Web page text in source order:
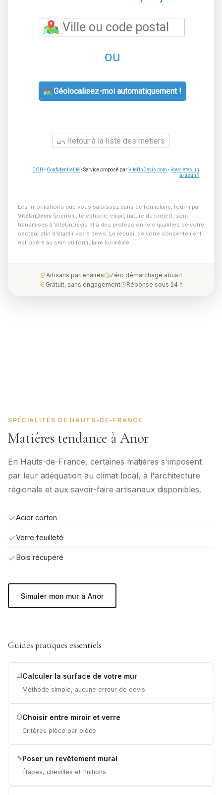
ou
Géolocalisez-moi automatiquement !
Retour à la liste des métiers
CGU - Confidentialité- Service proposé parViteUnDevis.com -Vous êtes un
artisan ?
Les informations que vous saisissez dans ce formulaire, fourni par
ViteUnDevis (prénom, téléphone, email, nature du projet), sont
transmises à ViteUnDevis et à des professionnels qualifiés de votre
secteur afin d'établir votre devis. Le recueil de votre consentement
est opéré au sein du formulaire lui-même.
Artisans partenaires
Zéro démarchage abusif
Gratuit, sans engagement
Réponse sous 24 h
SPÉCIALITÉS DE HAUTS-DE-FRANCE
Matières tendance à Anor
En Hauts-de-France, certaines matières s'imposent
par leur adéquation au climat local, à l'architecture
régionale et aux savoir-faire artisanaux disponibles.
Acier corten
Verre feuilleté
Bois récupéré
Simuler mon mur à Anor
Guides pratiques essentiels
📐 Calculer la surface de votre mur
Méthode simple, aucune erreur de devis
🪞Choisir entre miroir et verre
Critères pièce par pièce
🔧Poser un revêtement mural
Étapes, chevilles et finitions